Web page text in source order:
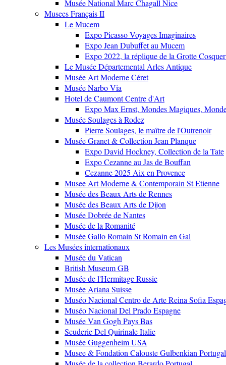
Musée National Marc Chagall Nice
Musees Français II
Le Mucem
Expo Picasso Voyages Imaginaires
Expo Jean Dubuffet au Mucem
Expo 2022, la réplique de la Grotte
Le Musée Départemental Arles Antique
Musée Art Moderne Céret
Musée Narbo Via
Hotel de Caumont Centre d'Art
Expo Max Ernst, Mondes Magiques,
Musée Soulages à Rodez
Pierre Soulages, le maître de l'Outrenoir
Musée Granet & Collection Jean Planque
Expo David Hockney, Collection de la Tate
Expo Cezanne au Jas de Bouffan
Cezanne 2025 Aix en Provence
Musee Art Moderne & Contemporain St Etienne
Musée des Beaux Arts de Rennes
Musée des Beaux Arts de Dijon
Musée Dobrée de Nantes
Musée de la Romanité
Musée Gallo Romain St Romain en Gal
Les Musées internationaux
Musée du Vatican
British Museum GB
Musée de l'Hermitage Russie
Musée Ariana Suisse
Muséo Nacional Centro de Arte Reina Sofia
Muséo Nacional Del Prado Espagne
Musée Van Gogh Pays Bas
Scuderie Del Quirinale Italie
Musée Guggenheim USA
Musee & Fondation Calouste Gulbenkian Portugal